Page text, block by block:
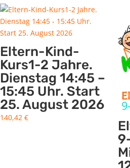
Eltern-Kind-
Kurs1-2 Jahre.
Dienstag 14:45 –
15:45 Uhr. Start
25. August 2026
140,42 €